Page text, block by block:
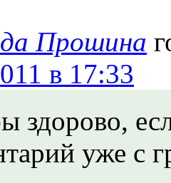
Прошина
в 17:33
здорово,
уже с